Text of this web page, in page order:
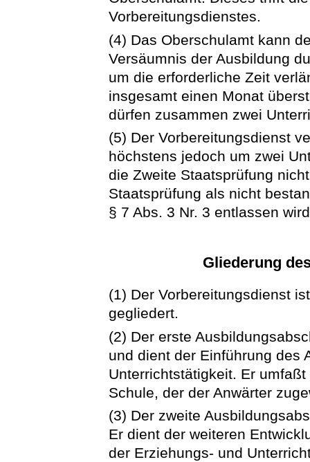
Vorbereitungsdienstes.
(4) Das Oberschulamt kann
Versäumnis der Ausbildung
um die erforderliche Zeit
insgesamt einen Monat
dürfen zusammen zwei
(5) Der Vorbereitungsdienst
höchstens jedoch um zwei
die Zweite Staatsprüfung
Staatsprüfung als nicht
§ 7 Abs. 3 Nr. 3 entlassen
Gliederung
(1) Der Vorbereitungsdienst
gegliedert.
(2) Der erste
und dient der Einführung des
Unterrichtstätigkeit. Er
Schule, der der Anwärter
(3) Der zweite
Er dient der weiteren
der Erziehungs- und